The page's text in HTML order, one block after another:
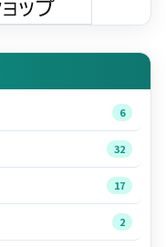
6
32
17
2